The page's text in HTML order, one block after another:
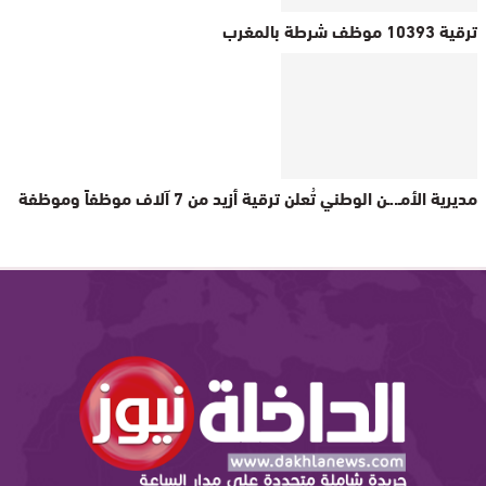
ترقية 10393 موظف شرطة بالمغرب
مديرية الأمـ..ـن الوطني تُعلن ترقية أزيد من 7 آلاف موظفاً وموظفة